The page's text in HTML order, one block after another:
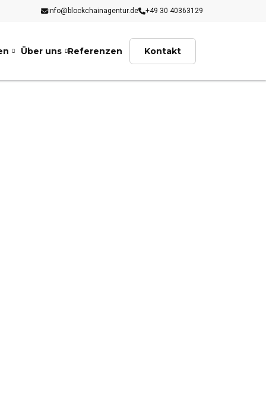
info@blockchainagentur.de +49 30 40363129
Über uns Referenzen Kontakt